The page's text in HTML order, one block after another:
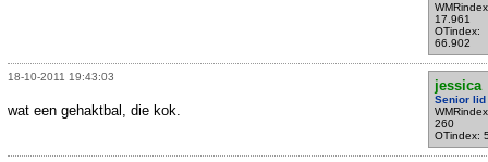
17.961
OTindex:
66.902
18-10-2011 19:43:03
jessica
Senior lid
260
OTindex:
wat een gehaktbal, die kok.